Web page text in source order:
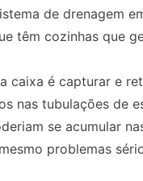
de drenagem
têm cozinhas que
caixa é capturar e
nas tubulações de
se acumular
problemas